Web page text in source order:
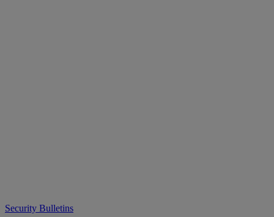
Security Bulletins